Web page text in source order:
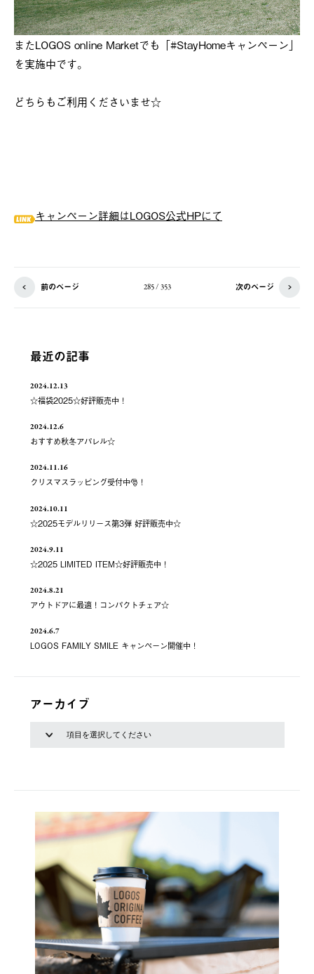
またLOGOS online Marketでも「#StayHomeキャンペーン」
を実施中です。
どちらもご利用くださいませ☆
キャンペーン詳細はLOGOS公式HPにて
前のページ 285 / 353 次のページ
最近の記事
2024.12.13
☆福袋2025☆好評販売中！
2024.12.6
おすすめ秋冬アパレル☆
2024.11.16
クリスマスラッピング受付中🎅！
2024.10.11
☆2025モデルリリース第3弾 好評販売中☆
2024.9.11
☆2025 LIMITED ITEM☆好評販売中！
2024.8.21
アウトドアに最適！コンパクトチェア☆
2024.6.7
LOGOS FAMILY SMILE キャンペーン開催中！
アーカイブ